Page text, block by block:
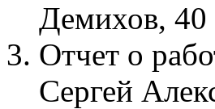
Демихов, 40
Отчет о
Сергей